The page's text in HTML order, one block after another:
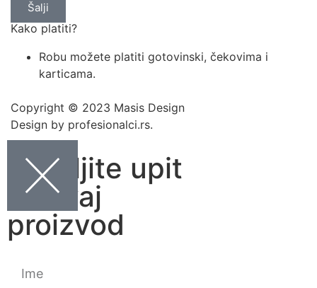
Šalji
Kako platiti?
Robu možete platiti gotovinski, čekovima i
karticama.
Copyright © 2023 Masis Design
Design by profesionalci.rs.
Pošaljite upit
za ovaj
proizvod